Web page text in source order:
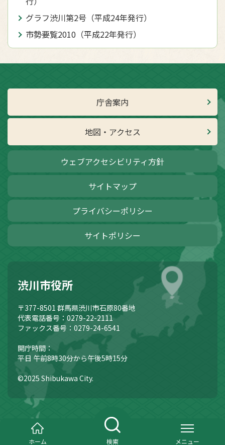
グラフ渋川第2号（平成24年発行）
市勢要覧2010（平成22年発行）
庁舎案内
地図・アクセス
ウェブアクセシビリティ方針
サイトマップ
プライバシーポリシー
サイトポリシー
渋川市役所
〒377-8501 群馬県渋川市石原80番地
代表電話番号：0279-22-2111
ファックス番号：0279-24-6541
開庁時間：
平日 午前8時30分から午後5時15分
©2025 Shibukawa City.
ホーム 検索 メニュー